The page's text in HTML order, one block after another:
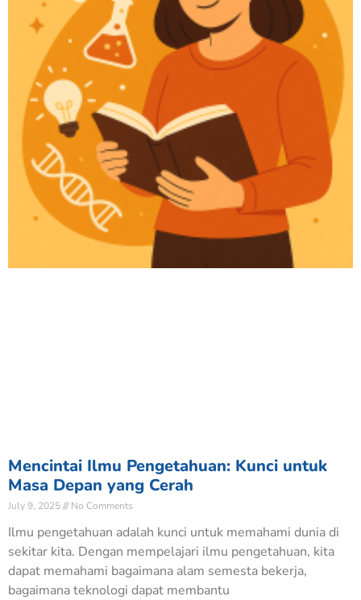
Mencintai Ilmu Pengetahuan: Kunci untuk
Masa Depan yang Cerah
July 9, 2025 No Comments
Ilmu pengetahuan adalah kunci untuk memahami dunia di
sekitar kita. Dengan mempelajari ilmu pengetahuan, kita
dapat memahami bagaimana alam semesta bekerja,
bagaimana teknologi dapat membantu